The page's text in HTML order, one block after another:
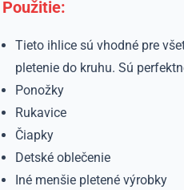
Použitie:
Tieto ihlice sú vhodné pre
pletenie do kruhu. Sú
Ponožky
Rukavice
Čiapky
Detské oblečenie
Iné menšie pletené výrobky